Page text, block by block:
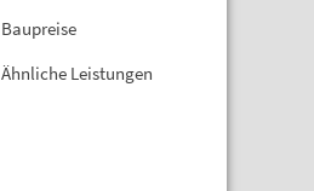
Baupreise
Ähnliche Leistungen